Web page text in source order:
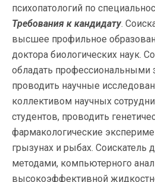
психопатологий по
Требования к кандидату.
высшее профильное
доктора биологических наук.
обладать профессиональными
проводить научные
коллективом научных
студентов, проводить
фармакологические
грызунах и рыбах. Соискатель
методами, компьютерного
высокоэффективной